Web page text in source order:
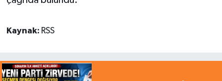
Kaynak: RSS